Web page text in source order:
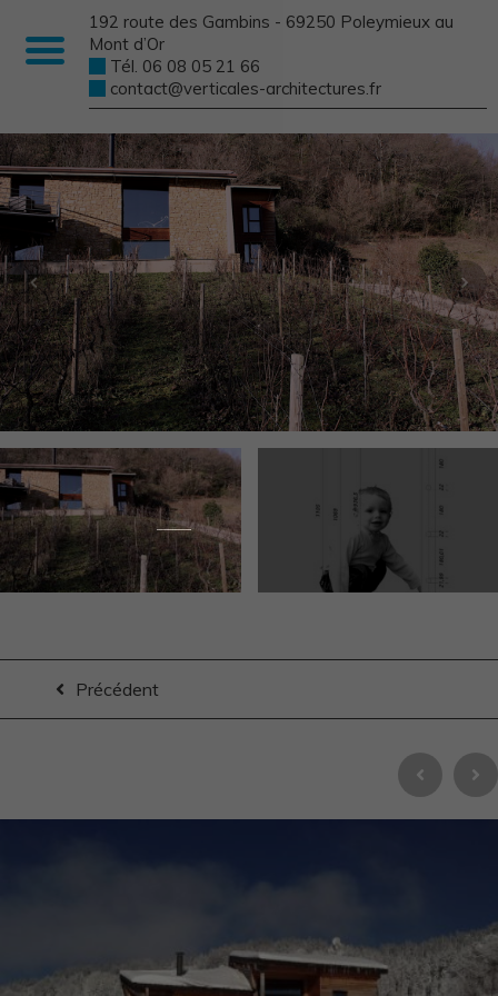
192 route des Gambins - 69250 Poleymieux au
Mont d’Or
Tél. 06 08 05 21 66
contact@verticales-architectures.fr
Précédent